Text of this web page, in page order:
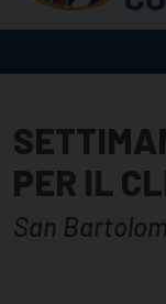
PER IL
San